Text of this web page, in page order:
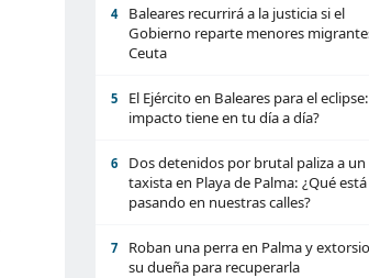
4
Baleares recurrirá a la justicia si el
Gobierno reparte menores
Ceuta
5
El Ejército en Baleares para el
impacto tiene en tu día a día?
6
Dos detenidos por brutal paliza a un
taxista en Playa de Palma: ¿Qué está
pasando en nuestras calles?
7
Roban una perra en Palma y
su dueña para recuperarla